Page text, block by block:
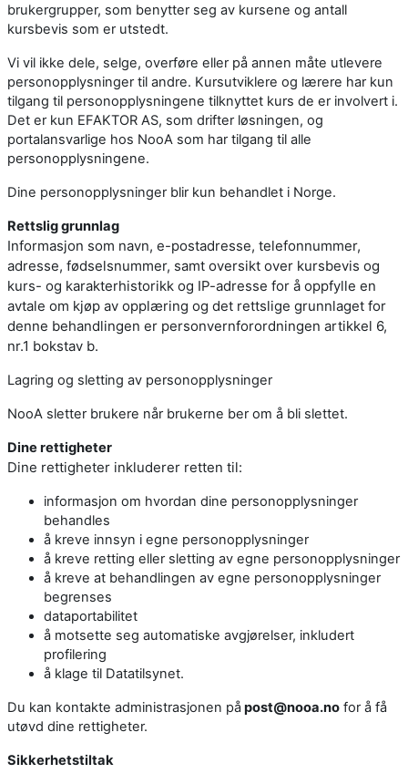
brukergrupper, som benytter seg av kursene og antall
kursbevis som er utstedt.
Vi vil ikke dele, selge, overføre eller på annen måte utlevere
personopplysninger til andre. Kursutviklere og lærere har kun
tilgang til personopplysningene tilknyttet kurs de er involvert i.
Det er kun EFAKTOR AS, som drifter løsningen, og
portalansvarlige hos NooA som har tilgang til alle
personopplysningene.
Dine personopplysninger blir kun behandlet i Norge.
Rettslig grunnlag
Informasjon som navn, e-postadresse, telefonnummer,
adresse, fødselsnummer, samt oversikt over kursbevis og
kurs- og karakterhistorikk og IP-adresse for å oppfylle en
avtale om kjøp av opplæring og det rettslige grunnlaget for
denne behandlingen er personvernforordningen artikkel 6,
nr.1 bokstav b.
Lagring og sletting av personopplysninger
NooA sletter brukere når brukerne ber om å bli slettet.
Dine rettigheter
Dine rettigheter inkluderer retten til:
informasjon om hvordan dine personopplysninger
behandles
å kreve innsyn i egne personopplysninger
å kreve retting eller sletting av egne personopplysninger
å kreve at behandlingen av egne personopplysninger
begrenses
dataportabilitet
å motsette seg automatiske avgjørelser, inkludert
profilering
å klage til Datatilsynet.
Du kan kontakte administrasjonen påpost@nooa.no for å få
utøvd dine rettigheter.
Sikkerhetstiltak